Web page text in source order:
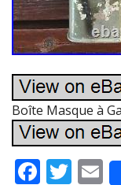
Boîte Masque à
F T E